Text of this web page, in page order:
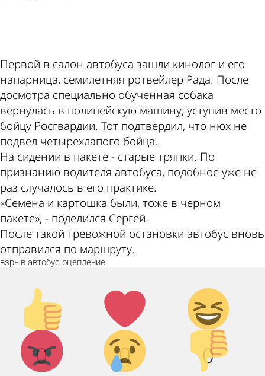
Первой в салон автобуса зашли кинолог и его
напарница, семилетняя ротвейлер Рада. После
досмотра специально обученная собака
вернулась в полицейскую машину, уступив место
бойцу Росгвардии. Тот подтвердил, что нюх не
подвел четырехлапого бойца.
На сидении в пакете - старые тряпки. По
признанию водителя автобуса, подобное уже не
раз случалось в его практике.
«Семена и картошка были, тоже в черном
пакете», - поделился Сергей.
После такой тревожной остановки автобус вновь
отправился по маршруту.
взрыв автобус оцепление
Палец
вверх!
0
Лайк!
0
Дикий
смех!
0
Агрессия!
Грусть :
(
Палец
вниз!